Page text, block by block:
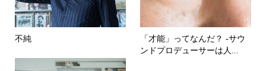
不純
「才能」ってなんだ？ -サウ
ンドプロデューサーは人...